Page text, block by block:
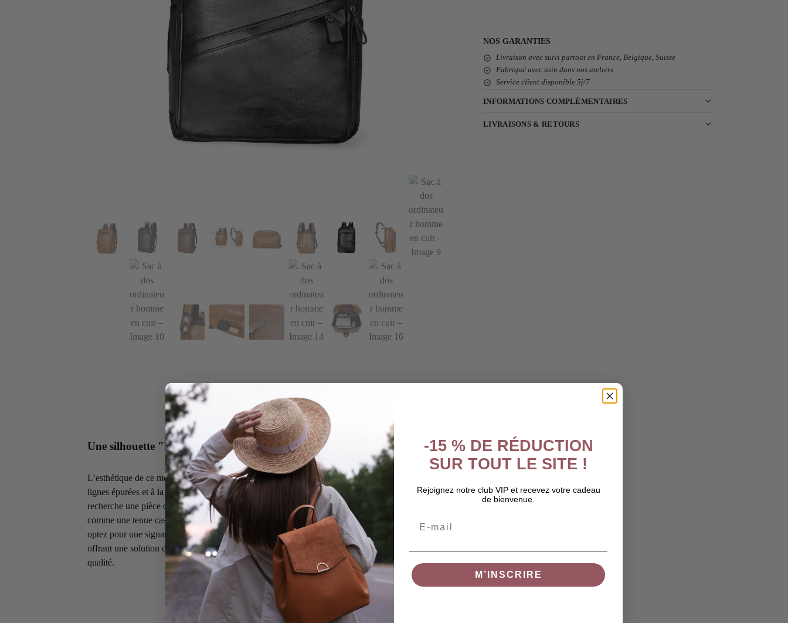
NOS GARANTIES
Livraison avec suivi partout en France, Belgique, Suisse
Fabriqué avec soin dans nos ateliers
Service client disponible 5j/7
INFORMATIONS COMPLÉMENTAIRES
LIVRAISONS & RETOURS
Une silhouette "Dandy-Business" et affirmée
L’esthétique de ce modèle repose sur son design « Classic-Structured » aux
lignes épurées et à la texture riche. C’est l’atout idéal pour l’homme qui
recherche une pièce de caractère, capable de sublimer un costume sur-mesure
comme une tenue casual haut de gamme. En choisissant ce sac en cuir, vous
optez pour une signature visuelle qui privilégie l’authenticité et le luxe discret,
offrant une solution de transport qui valorise votre réussite et votre exigence de
qualité.
-15 % DE RÉDUCTION
SUR TOUT LE SITE !
Rejoignez notre club VIP et recevez votre cadeau
de bienvenue.
M’INSCRIRE